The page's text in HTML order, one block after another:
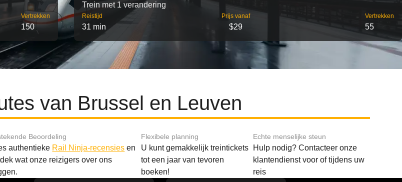
Vertrekken
150
Trein met 1 verandering
Reistijd
31 min
Prijs vanaf
$29
Vertrekken
55
van Brussel en Leuven
Beoordeling
authentieke Rail Ninja-recensies en
wat onze reizigers over ons
Flexibele planning
U kunt gemakkelijk treintickets
tot een jaar van tevoren
boeken!
Echte menselijke steun
Hulp nodig? Contacteer onze
klantendienst voor of tijdens uw
reis